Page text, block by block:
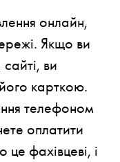
онлайн,
Якщо ви
ви
карткою.
телефоном
оплатити
фахівцеві, і